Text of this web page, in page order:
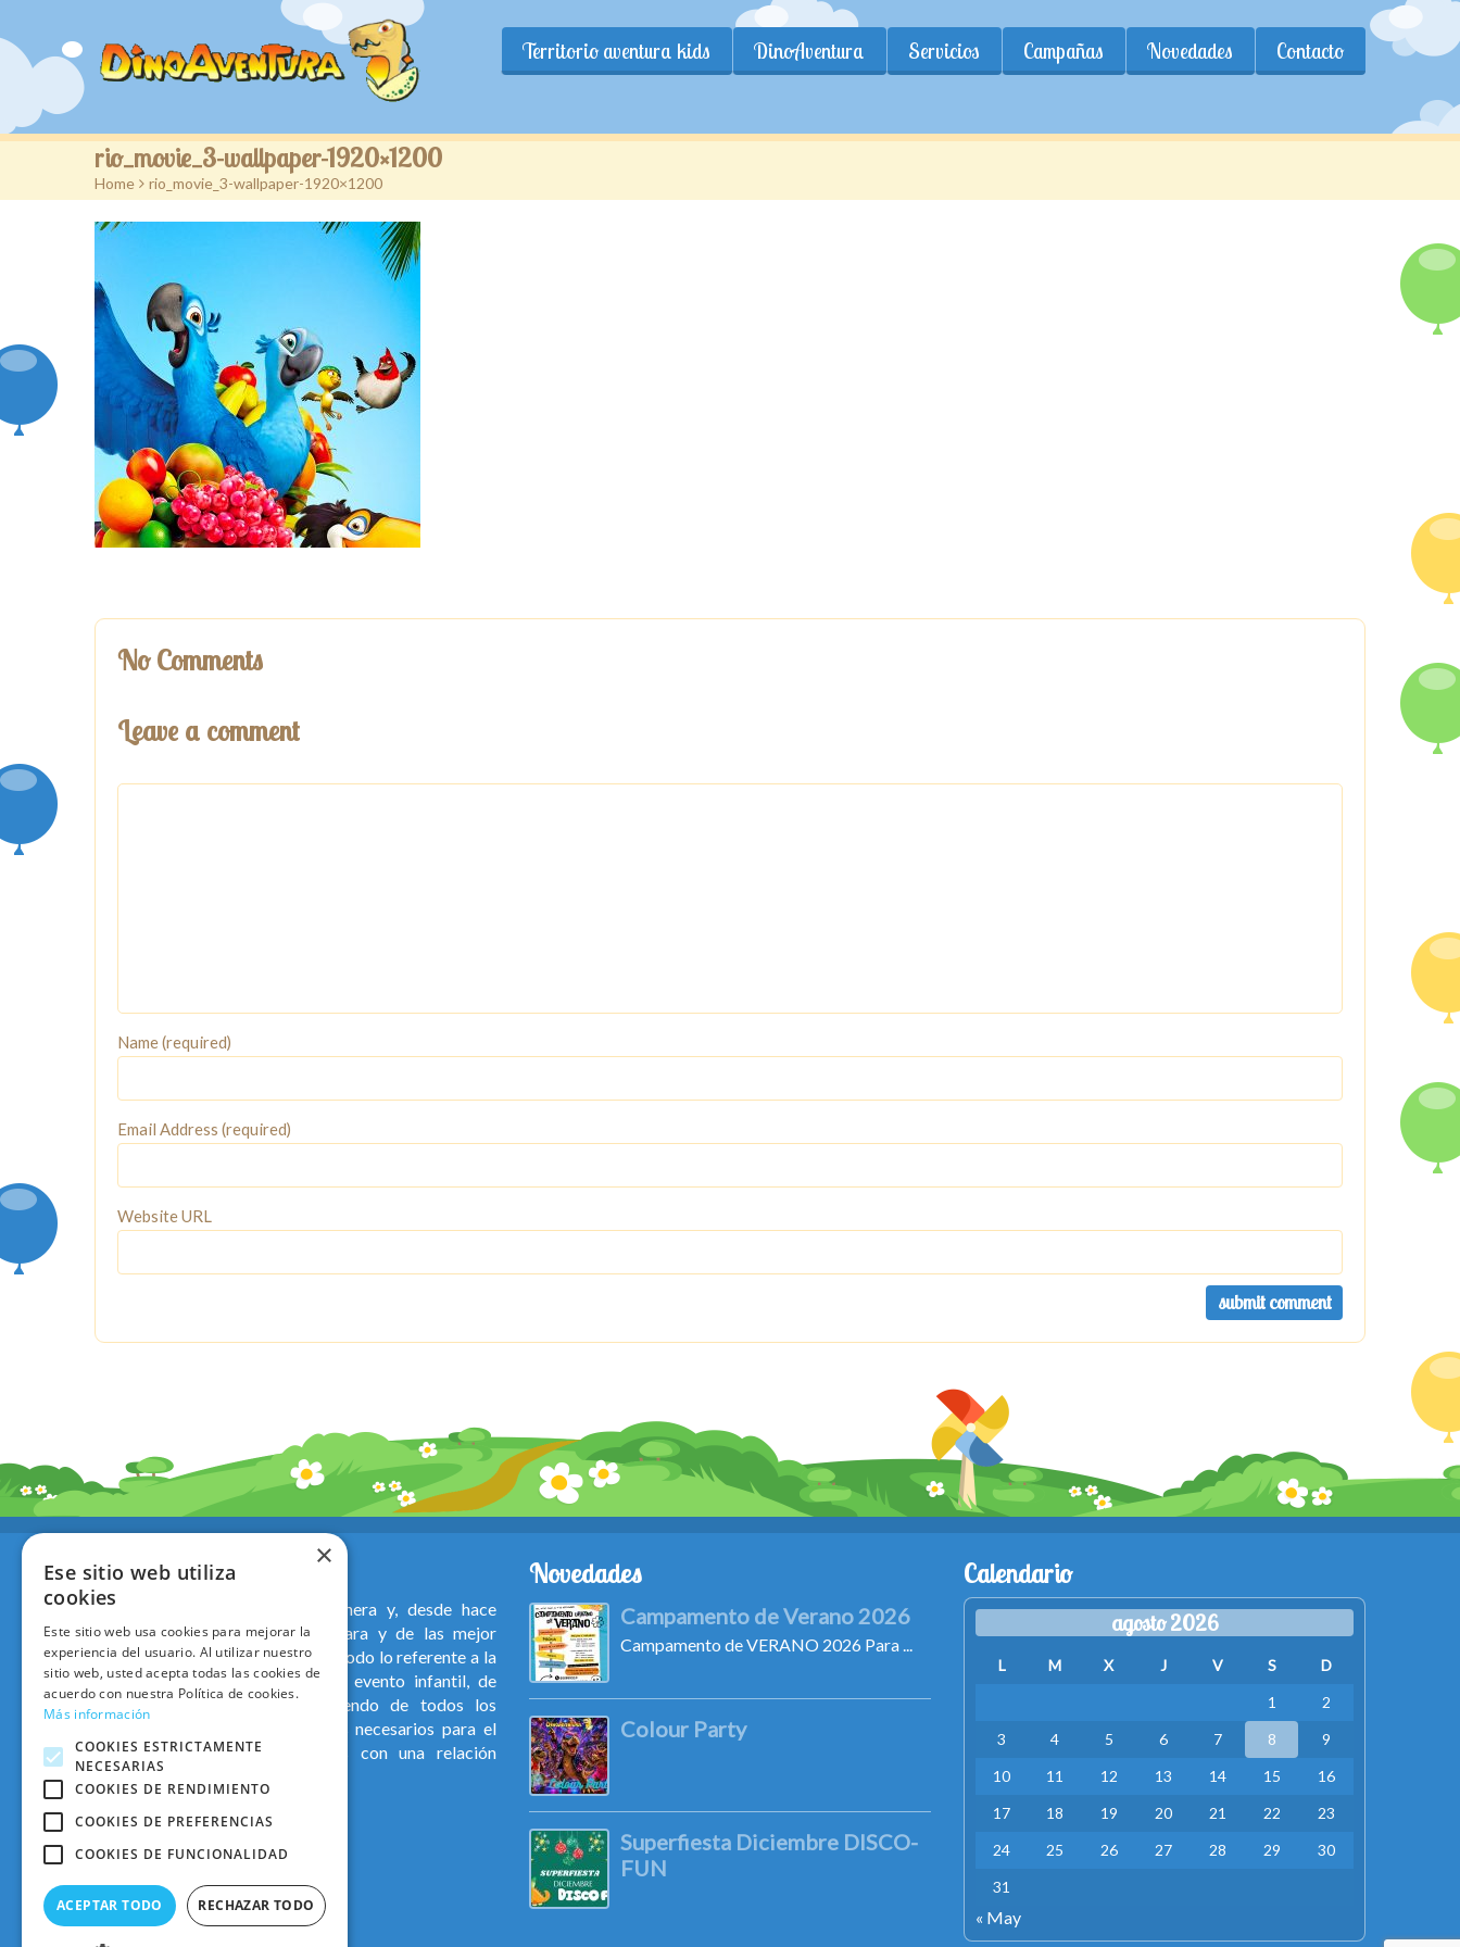
Territorio aventura kids DinoAventura Servicios Campañas Novedades Contacto
rio_movie_3-wallpaper-1920×1200
Home > rio_movie_3-wallpaper-1920×1200
No Comments
Leave a comment
Name (required)
Email Address (required)
Website URL
EcoAventura
Ecoaventura es la empresa pionera y, desde hace
muchos años, lider en Guadalajara y de las mejor
posicionadas a nivel nacional, en todo lo referente a la
clebración de cualquier tipo de evento infantil, de
adultos e institucional, disponiendo de todos los
recursos materiales y personales necesarios para el
desarrollo de estas actividades con una relación
calidad-precio inmejorable
ecoaventura.es
Novedades
Campamento de Verano 2026
Campamento de VERANO 2026 Para ...
Colour Party
Superfiesta Diciembre DISCO-
FUN
Calendario
agosto 2026
L M X J V S
D
1
2
3
4 5 6 7 8
9
10
11 12 13 14 15
16
17
18 19 20 21 22
23
24
25 26 27 28 29
30
31
« May
×
Ese sitio web utiliza
cookies
Este sitio web usa cookies para mejorar la
experiencia del usuario. Al utilizar nuestro
sitio web, usted acepta todas las cookies de
acuerdo con nuestra Política de cookies.
Más información
COOKIES ESTRICTAMENTE
NECESARIAS
COOKIES DE RENDIMIENTO
COOKIES DE PREFERENCIAS
COOKIES DE FUNCIONALIDAD
ACEPTAR TODO RECHAZAR TODO